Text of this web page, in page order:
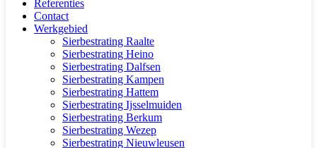
Referenties
Contact
Werkgebied
Sierbestrating Raalte
Sierbestrating Heino
Sierbestrating Dalfsen
Sierbestrating Kampen
Sierbestrating Hattem
Sierbestrating Ijsselmuiden
Sierbestrating Berkum
Sierbestrating Wezep
Sierbestrating Nieuwleusen